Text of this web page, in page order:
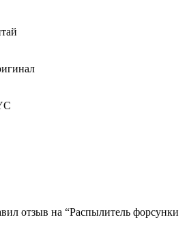
отзыв на “Распылитель форсунки